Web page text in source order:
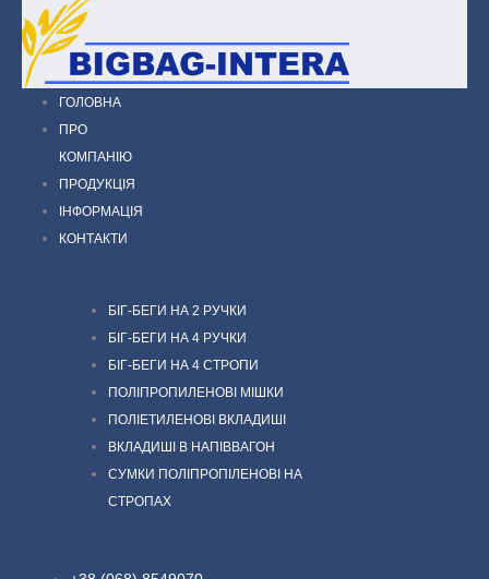
ГОЛОВНА
ПРО
КОМПАНІЮ
ПРОДУКЦІЯ
ІНФОРМАЦІЯ
КОНТАКТИ
БІГ-БЕГИ НА 2 РУЧКИ
БІГ-БЕГИ НА 4 РУЧКИ
БІГ-БЕГИ НА 4 СТРОПИ
ПОЛІПРОПИЛЕНОВІ МІШКИ
ПОЛІЕТИЛЕНОВІ ВКЛАДИШІ
ВКЛАДИШІ В НАПІВВАГОН
СУМКИ ПОЛІПРОПІЛЕНОВІ НА
СТРОПАХ